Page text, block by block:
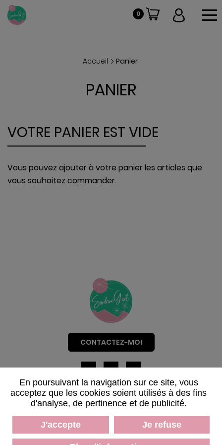
0
Accueil Panier
PANIER
VOTRE PANIER EST VIDE
Vous pouvez ajouter à votre panier les articles que
vous souhaitez commander.
CONTACTEZ-MOI
Mentions légales
Données personnelles
CGV
En poursuivant la navigation sur ce site, vous
acceptez que les cookies soient utilisés à des fins
d'analyse, de pertinence et de publicité.
J'accepte Je refuse